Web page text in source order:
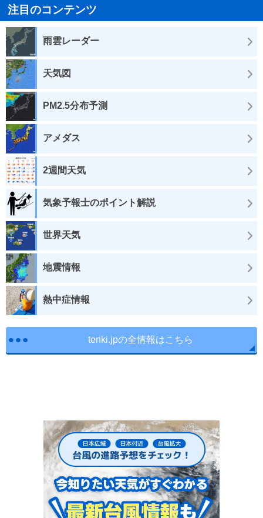
注目のコンテンツ
雨雲レーダー
天気図
PM2.5分布予測
アメダス
2週間天気
気象予報士のポイント解説
世界天気
地震情報
熱中症情報
tenki.jpの全情報はこちら